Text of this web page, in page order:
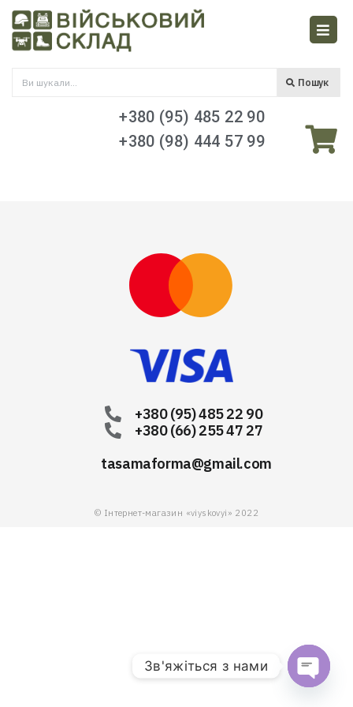
Пошук
+380 (95) 485 22 90
+380 (98) 444 57 99
+380 (95) 485 22 90
+380 (66) 255 47 27
tasamaforma@gmail.com
© Інтернет-магазин «viyskovyi» 2022
Зв'яжіться з нами
Open